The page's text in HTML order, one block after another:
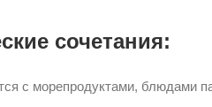
сочетания:
с морепродуктами, блюдами